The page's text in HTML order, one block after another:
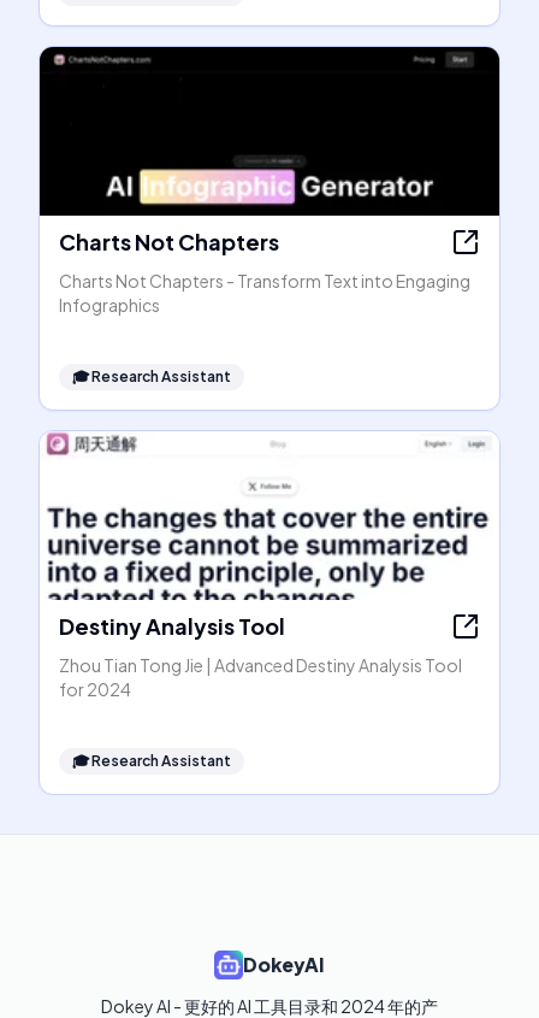
Charts Not Chapters
Charts Not Chapters - Transform Text into Engaging
Infographics
🎓Research Assistant
Destiny Analysis Tool
Zhou Tian Tong Jie | Advanced Destiny Analysis Tool
for 2024
🎓Research Assistant
DokeyAI
Dokey AI - 更好的 AI 工具目录和 2024 年的产